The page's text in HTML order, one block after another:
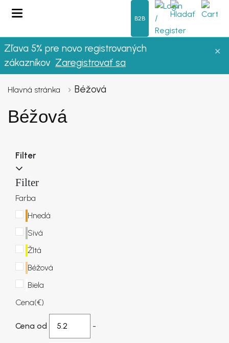
B2B
OBLEČENIE
LETO
DÁMSKE OBLEČENIE
FAQ
O NÁS
KONTAKT
✕
Zľava 5% pre novo registrovaných
zákazníkov Zaregistrovať sa
Hlavná stránka Béžová
Béžová
Filter
Filter
Farba
Hnedá
Sivá
Žltá
Béžová
Biela
Cena(€)
Cena od -